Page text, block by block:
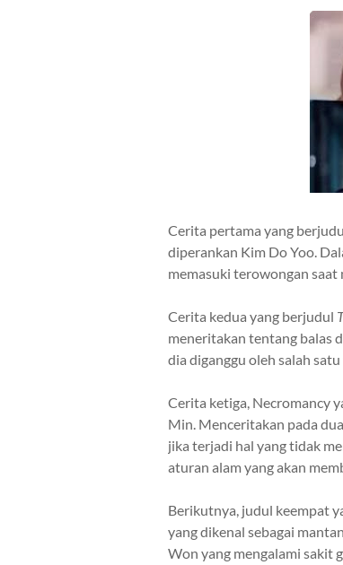
Cerita pertama yang
diperankan Kim Do Yoo.
memasuki terowongan saat
Cerita kedua yang berjudul
meneritakan tentang balas
dia diganggu oleh salah
Cerita ketiga, Necromancy
Min. Menceritakan pada
jika terjadi hal yang tidak
aturan alam yang akan
Berikutnya, judul keempat
yang dikenal sebagai
Won yang mengalami sakit